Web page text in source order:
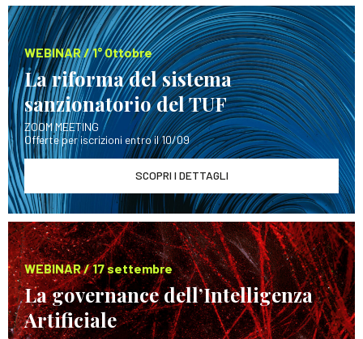
WEBINAR / 1° Ottobre
La riforma del sistema
sanzionatorio del TUF
ZOOM MEETING
Offerte per iscrizioni entro il 10/09
SCOPRI I DETTAGLI
WEBINAR / 17 settembre
La governance dell’Intelligenza
Artificiale